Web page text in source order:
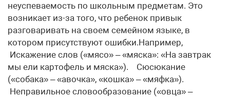
неуспеваемость по школьным предметам. Это
возникает из-за того, что ребенок привык
разговаривать на своем семейном языке, в
котором присутствуют ошибки.Например,
Искажение слов («мясо» – «мяска»: «На завтрак
мы ели картофель и мяска»). Сюсюкание
(«собака» – «авочка», «кошка» – «мяфка»).
Неправильное словообразование («овца» –